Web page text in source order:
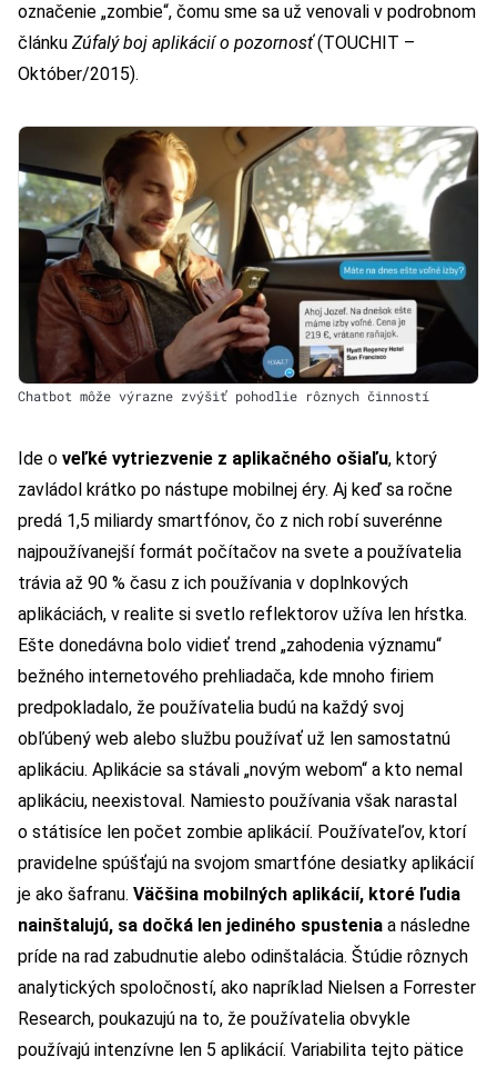
označenie „zombie“, čomu sme sa už venovali v podrobnom
článku Zúfalý boj aplikácií o pozornosť(TOUCHIT –
Október/2015).
Chatbot môže výrazne zvýšiť pohodlie rôznych činností
Ide o veľké vytriezvenie z aplikačného ošiaľu, ktorý
zavládol krátko po nástupe mobilnej éry. Aj keď sa ročne
predá 1,5 miliardy smartfónov, čo z nich robí suverénne
najpoužívanejší formát počítačov na svete a používatelia
trávia až 90 % času z ich používania v doplnkových
aplikáciách, v realite si svetlo reflektorov užíva len hŕstka.
Ešte donedávna bolo vidieť trend „zahodenia významu“
bežného internetového prehliadača, kde mnoho firiem
predpokladalo, že používatelia budú na každý svoj
obľúbený web alebo službu používať už len samostatnú
aplikáciu. Aplikácie sa stávali „novým webom“ a kto nemal
aplikáciu, neexistoval. Namiesto používania však narastal
o státisíce len počet zombie aplikácií. Používateľov, ktorí
pravidelne spúšťajú na svojom smartfóne desiatky aplikácií
je ako šafranu. Väčšina mobilných aplikácií, ktoré ľudia
nainštalujú, sa dočká len jediného spustenia a následne
príde na rad zabudnutie alebo odinštalácia. Štúdie rôznych
analytických spoločností, ako napríklad Nielsen a Forrester
Research, poukazujú na to, že používatelia obvykle
používajú intenzívne len 5 aplikácií. Variabilita tejto pätice